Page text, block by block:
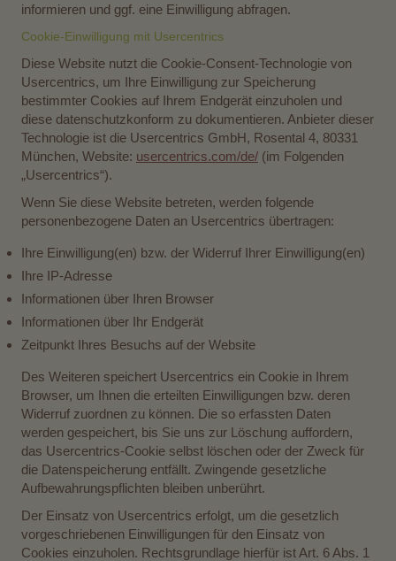
informieren und ggf. eine Einwilligung abfragen.
Cookie-Einwilligung mit Usercentrics
Diese Website nutzt die Cookie-Consent-Technologie von
Usercentrics, um Ihre Einwilligung zur Speicherung
bestimmter Cookies auf Ihrem Endgerät einzuholen und
diese datenschutzkonform zu dokumentieren. Anbieter dieser
Technologie ist die Usercentrics GmbH, Rosental 4, 80331
München, Website: usercentrics.com/de/ (im Folgenden
„Usercentrics“).
Wenn Sie diese Website betreten, werden folgende
personenbezogene Daten an Usercentrics übertragen:
Ihre Einwilligung(en) bzw. der Widerruf Ihrer Einwilligung(en)
Ihre IP-Adresse
Informationen über Ihren Browser
Informationen über Ihr Endgerät
Zeitpunkt Ihres Besuchs auf der Website
Des Weiteren speichert Usercentrics ein Cookie in Ihrem
Browser, um Ihnen die erteilten Einwilligungen bzw. deren
Widerruf zuordnen zu können. Die so erfassten Daten
werden gespeichert, bis Sie uns zur Löschung auffordern,
das Usercentrics-Cookie selbst löschen oder der Zweck für
die Datenspeicherung entfällt. Zwingende gesetzliche
Aufbewahrungspflichten bleiben unberührt.
Der Einsatz von Usercentrics erfolgt, um die gesetzlich
vorgeschriebenen Einwilligungen für den Einsatz von
Cookies einzuholen. Rechtsgrundlage hierfür ist Art. 6 Abs. 1